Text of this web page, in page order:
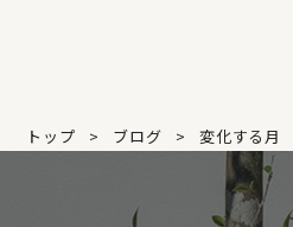
トップ ブログ 変化する月